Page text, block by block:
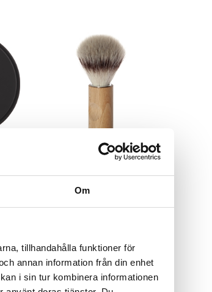
Om
tillhandahålla funktioner för
annan information från din enhet
i sin tur kombinera informationen
Iris Hantverk Barberbørste
IRIS HANTVERK
Kvalitetsbarberbørste fra Iris
førsteklasses syntetfibre.